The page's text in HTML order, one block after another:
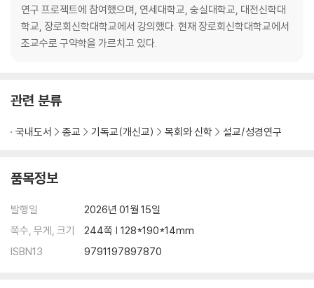
07 “자연법”: 고대 교회의 데칼로그 174
신약성서에서의 십계명ㆍ 176
콘스탄티누스 이전의 데칼로그ㆍ181
쿠란에서의 모세와 율법ㆍ200
09 그리스도인의 “실천 규범”: 루터의 십계명 210
10 에필로그: 십계명, 인간의 권리와 의무 220
데칼로그의 두 형태ㆍ230
미주·참고문헌·사진 출처ㆍ234
연구 프로젝트에 참여했으며, 연세대학교, 숭실대학교, 대전신학대
학교, 장로회신학대학교에서 강의했다. 현재 장로회신학대학교에서
조교수로 구약학을 가르치고 있다.
관련 분류
국내도서 종교 기독교(개신교) 목회와 신학 설교/성경연구
품목정보
발행일
2026년 01월 15일
쪽수, 무게, 크기
244쪽 | 128*190*14mm
ISBN13
9791197897870